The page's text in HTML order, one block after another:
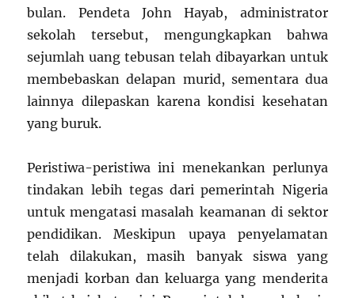
bulan. Pendeta John Hayab, administrator
sekolah tersebut, mengungkapkan bahwa
sejumlah uang tebusan telah dibayarkan untuk
membebaskan delapan murid, sementara dua
lainnya dilepaskan karena kondisi kesehatan
yang buruk.
Peristiwa-peristiwa ini menekankan perlunya
tindakan lebih tegas dari pemerintah Nigeria
untuk mengatasi masalah keamanan di sektor
pendidikan. Meskipun upaya penyelamatan
telah dilakukan, masih banyak siswa yang
menjadi korban dan keluarga yang menderita